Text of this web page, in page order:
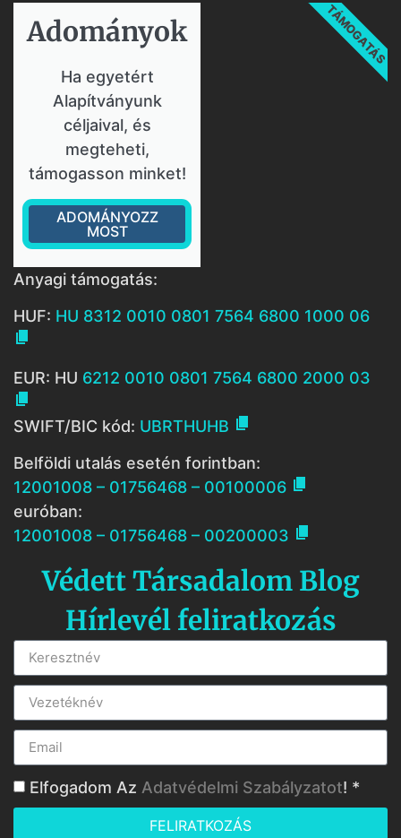
Adományok​
Ha egyetért
Alapítványunk
céljaival, és
megteheti,
támogasson minket!
ADOMÁNYOZZ
MOST
TÁMOGATÁS
Anyagi támogatás:
HUF: HU 8312 0010 0801 7564 6800 1000 06

EUR: HU 6212 0010 0801 7564 6800 2000 03

SWIFT/BIC kód: UBRTHUHB 
Belföldi utalás esetén forintban:
12001008 – 01756468 – 00100006 
euróban:
12001008 – 01756468 – 00200003 
Védett Társadalom Blog
Hírlevél feliratkozás
Elfogadom Az Adatvédelmi Szabályzatot! *
FELIRATKOZÁS